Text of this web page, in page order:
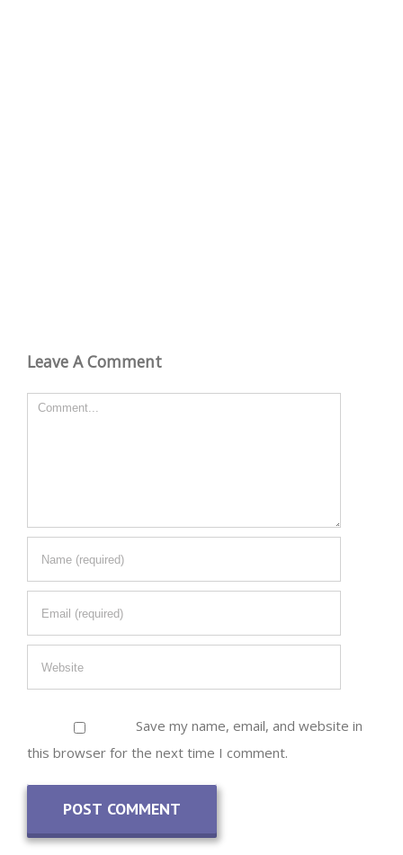
Leave A Comment
Comment
Save my name, email, and website in
this browser for the next time I comment.